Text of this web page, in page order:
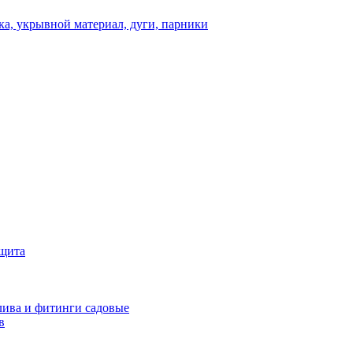
укрывной материал, дуги, парники
и фитинги садовые